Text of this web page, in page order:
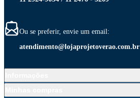
Ou se preferir, envie um email:
atendimento@lojaprojetoverao.com.br